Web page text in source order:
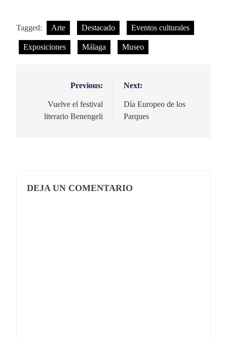
Tagged: Arte Destacado Eventos culturales
Exposiciones Málaga Museo
NavegaciónPrevious:
Vuelve el festival
literario Benengeli
Next:
Día Europeo de los
Parques
DEJA UN COMENTARIO